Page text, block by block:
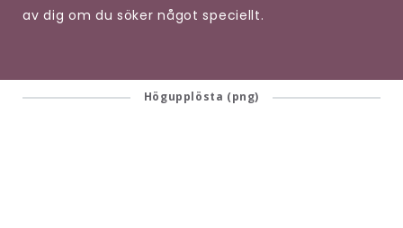
av dig om du söker något speciellt.
Högupplösta (png)